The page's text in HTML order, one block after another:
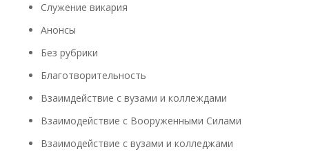
Cлужение викария
Анонсы
Без рубрики
Благотворительность
Взаимдействие с вузами и коллеждами
Взаимодействие с Вооруженными Силами
Взаимодействие с вузами и колледжами